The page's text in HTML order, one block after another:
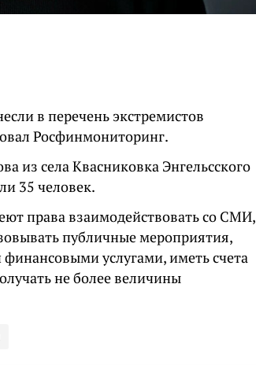
в перечень экстремистов
Росфинмониторинг.
из села Квасниковка Энгельсского
35 человек.
права взаимодействовать со СМИ,
публичные мероприятия,
услугами, иметь счета
не более величины